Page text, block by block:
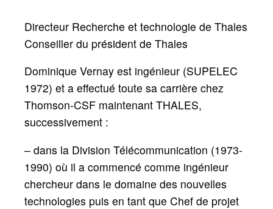
Directeur Recherche et technologie de Thales
Conseiller du président de Thales
Dominique Vernay est ingénieur (SUPELEC
1972) et a effectué toute sa carrière chez
Thomson-CSF maintenant THALES,
successivement :
– dans la Division Télécommunication (1973-
1990) où il a commencé comme ingénieur
chercheur dans le domaine des nouvelles
technologies puis en tant que Chef de projet